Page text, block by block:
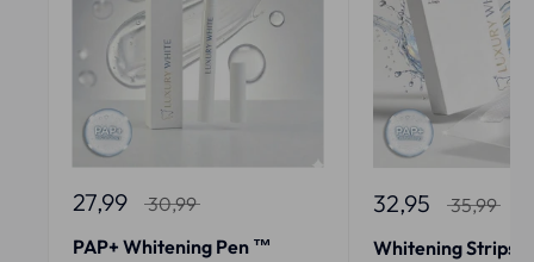
27,99
30,99
PAP+ Whitening Pen ™
32,95
35,99
Whitening Strips